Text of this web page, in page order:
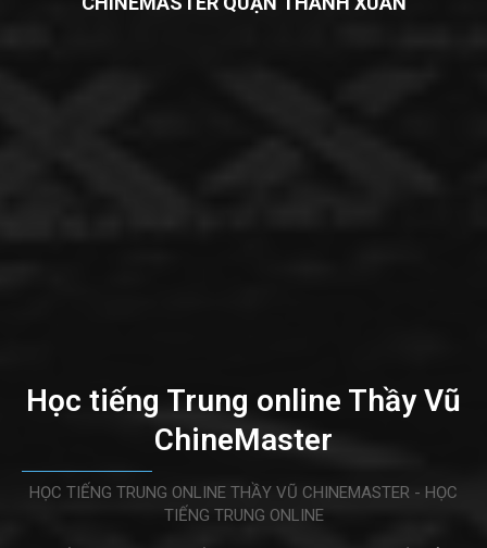
Học tiếng Trung online Thầy Vũ
ChineMaster
HỌC TIẾNG TRUNG ONLINE THẦY VŨ CHINEMASTER - HỌC
TIẾNG TRUNG ONLINE